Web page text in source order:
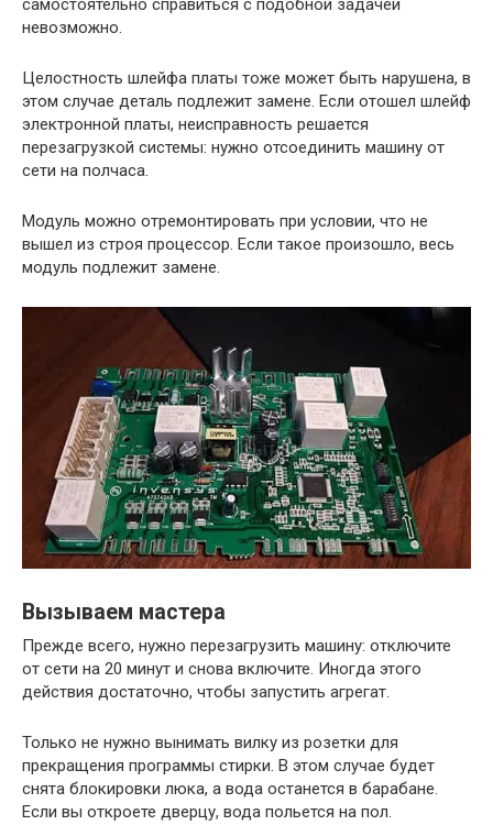
самостоятельно справиться с подобной задачей
невозможно.
Целостность шлейфа платы тоже может быть нарушена, в
этом случае деталь подлежит замене. Если отошел шлейф
электронной платы, неисправность решается
перезагрузкой системы: нужно отсоединить машину от
сети на полчаса.
Модуль можно отремонтировать при условии, что не
вышел из строя процессор. Если такое произошло, весь
модуль подлежит замене.
Вызываем мастера
Прежде всего, нужно перезагрузить машину: отключите
от сети на 20 минут и снова включите. Иногда этого
действия достаточно, чтобы запустить агрегат.
Только не нужно вынимать вилку из розетки для
прекращения программы стирки. В этом случае будет
снята блокировки люка, а вода останется в барабане.
Если вы откроете дверцу, вода польется на пол.